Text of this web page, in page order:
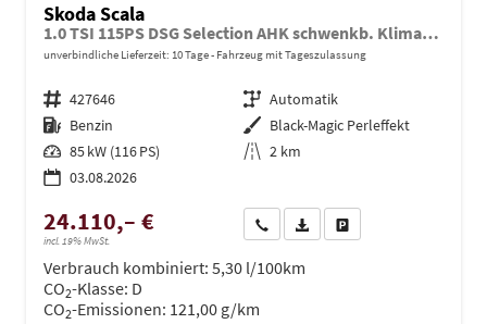
Skoda Scala
1.0 TSI 115PS DSG Selection AHK schwenkb. Klimaautomatik Sitzheizung PDC Rückf.Kamera Apple CarPlay Android Auto
unverbindliche Lieferzeit: 10 Tage Fahrzeug mit Tageszulassung
Fahrzeugnr. 427646 Getriebe Automatik
Kraftstoff Benzin Außenfarbe Black-Magic Perleffekt
Leistung 85 kW (116 PS) Kilometerstand 2 km
03.08.2026
24.110,– €
incl. 19% MwSt.
Wir rufen Sie anPDF-Datei, Fahrzeugexposé
Verbrauch kombiniert: 5,30 l/100km
CO2-Klasse: D
CO2-Emissionen: 121,00 g/km